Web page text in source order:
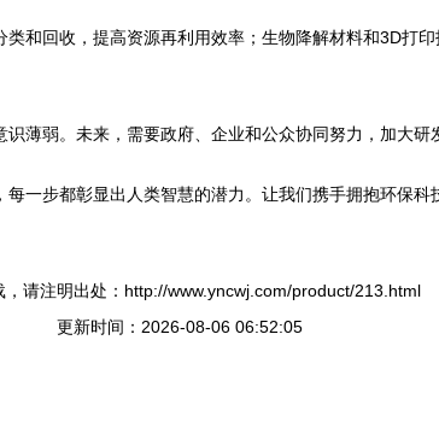
和回收，提高资源再利用效率；生物降解材料和3D打
薄弱。未来，需要政府、企业和公众协同努力，加大研
一步都彰显出人类智慧的潜力。让我们携手拥抱环保
，请注明出处：http://www.yncwj.com/product/213.html
更新时间：2026-08-06 06:52:05